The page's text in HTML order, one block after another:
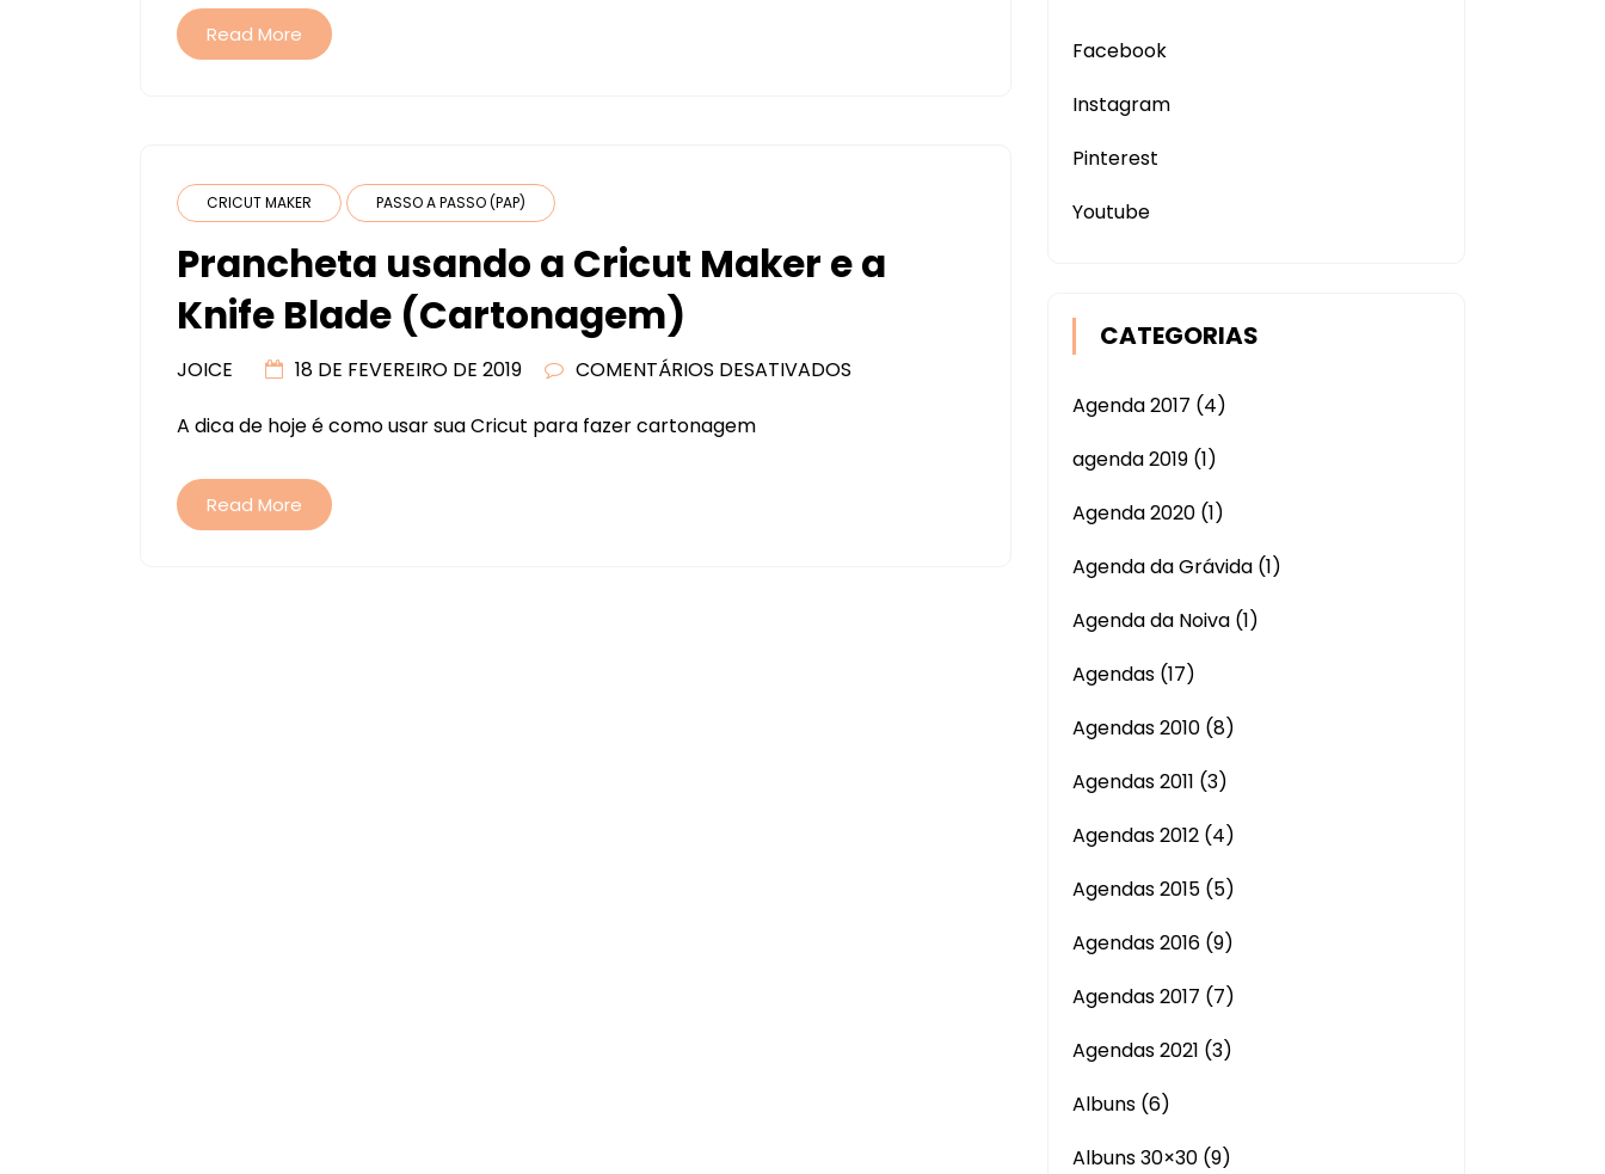
Read More
CRICUT MAKER PASSO A PASSO (PAP)
Prancheta usando a Cricut Maker e a
Knife Blade (Cartonagem)
JOICE 18 DE FEVEREIRO DE 2019 COMENTÁRIOS DESATIVADOS
A dica de hoje é como usar sua Cricut para fazer cartonagem
Read More
Facebook
Instagram
Pinterest
Youtube
CATEGORIAS
Agenda 2017 (4)
agenda 2019 (1)
Agenda 2020 (1)
Agenda da Grávida (1)
Agenda da Noiva (1)
Agendas (17)
Agendas 2010 (8)
Agendas 2011 (3)
Agendas 2012 (4)
Agendas 2015 (5)
Agendas 2016 (9)
Agendas 2017 (7)
Agendas 2021 (3)
Albuns (6)
Albuns 30×30 (9)